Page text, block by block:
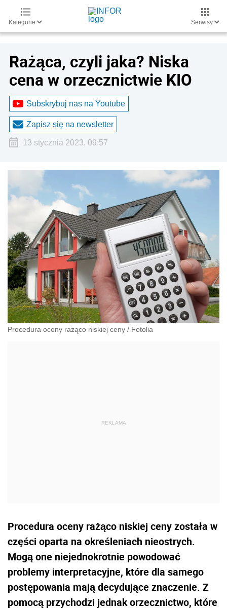
Kategorie Serwisy
Rażąca, czyli jaka? Niska
cena w orzecznictwie KIO
Subskrybuj nas na Youtube
Zapisz się na newsletter
13 stycznia 2023, 09:57
Procedura oceny rażąco niskiej ceny / Fotolia
Procedura oceny rażąco niskiej ceny została w
części oparta na określeniach nieostrych.
Mogą one niejednokrotnie powodować
problemy interpretacyjne, które dla samego
postępowania mają decydujące znaczenie. Z
pomocą przychodzi jednak orzecznictwo, które